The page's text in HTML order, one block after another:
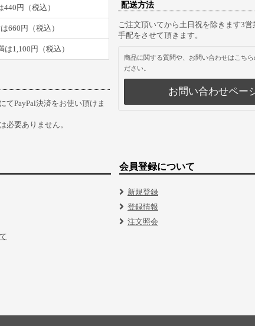
円（税込）
660円（税込）
は1,100円（税込）
てPayPal決済をお使い頂けま
必要ありません。
配送方法
ご注文頂いてから土日祝を除きます3
手配をさせて頂きます。
商品に関する質問や、お問い合わせはこちら
ださい。
お問い合わせペー
会員登録について
新規登録
登録情報
注文照会